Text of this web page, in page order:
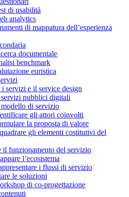
di usabilità
analytics
di mappatura dell’esperienza
documentale
benchmark
euristica
i servizi e il service design
servizi pubblici digitali
di servizio
gli attori coinvolti
la proposta di valore
gli elementi costitutivi del
il funzionamento del servizio
l’ecosistema
i flussi di servizio
le soluzioni
di co-progettazione